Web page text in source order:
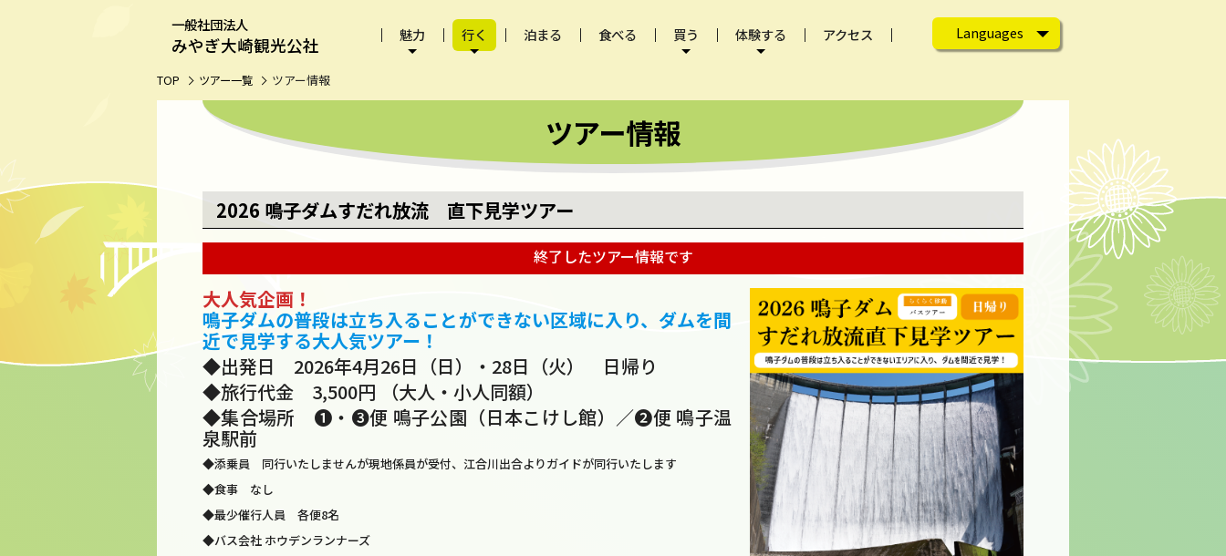
一般社団法人
みやぎ大崎観光公社 魅力 行く 泊まる 食べる 買う 体験する アクセス Languages
日本語
English
繁体
TOP ツアー一覧 ツアー情報
ツアー情報
2026 鳴子ダムすだれ放流 直下見学ツアー
終了したツアー情報です
大人気企画！
鳴子ダムの普段は立ち入ることができない区域に入り、ダムを間
近で見学する大人気ツアー！
◆出発日 2026年4月26日（日）・28日（火） 日帰り
◆旅行代金 3,500円 （大人・小人同額）
◆集合場所 ❶・❸便 鳴子公園（日本こけし館）／❷便 鳴子温
泉駅前
◆添乗員 同行いたしませんが現地係員が受付、江合川出合よりガイドが同行いたします
◆食事 なし
◆最少催行人員 各便8名
◆バス会社 ホウデンランナーズ